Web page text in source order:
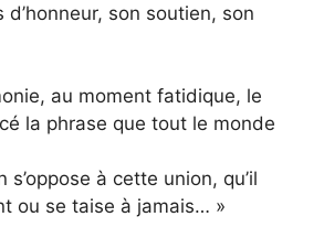
d’honneur, son soutien, son
au moment fatidique, le
la phrase que tout le monde
s’oppose à cette union, qu’il
ou se taise à jamais… »